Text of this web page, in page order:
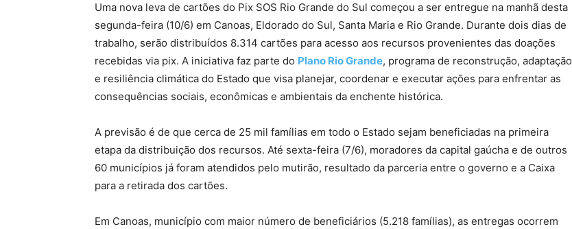
Uma nova leva de cartões do Pix SOS Rio Grande do Sul começou a ser entregue na manhã desta
segunda-feira (10/6) em Canoas, Eldorado do Sul, Santa Maria e Rio Grande. Durante dois dias de
trabalho, serão distribuídos 8.314 cartões para acesso aos recursos provenientes das doações
recebidas via pix. A iniciativa faz parte do Plano Rio Grande, programa de reconstrução, adaptação
e resiliência climática do Estado que visa planejar, coordenar e executar ações para enfrentar as
consequências sociais, econômicas e ambientais da enchente histórica.
A previsão é de que cerca de 25 mil famílias em todo o Estado sejam beneficiadas na primeira
etapa da distribuição dos recursos. Até sexta-feira (7/6), moradores da capital gaúcha e de outros
60 municípios já foram atendidos pelo mutirão, resultado da parceria entre o governo e a Caixa
para a retirada dos cartões.
Em Canoas, município com maior número de beneficiários (5.218 famílias), as entregas ocorrem